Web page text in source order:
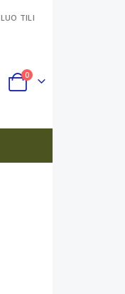
LUO TILI
Cart
0tuotteet